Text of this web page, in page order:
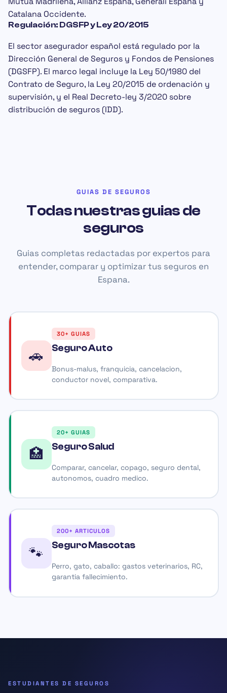
Catalana Occidente.
Regulación: DGSFP y Ley 20/2015
El sector asegurador español está regulado por la
Dirección General de Seguros y Fondos de Pensiones
(DGSFP). El marco legal incluye la Ley 50/1980 del
Contrato de Seguro, la Ley 20/2015 de ordenación y
supervisión, y el Real Decreto-ley 3/2020 sobre
distribución de seguros (IDD).
GUIAS DE SEGUROS
Todas nuestras guias de
seguros
Guias completas redactadas por expertos para
entender, comparar y optimizar tus seguros en
Espana.
🚗
30+ GUIAS
Seguro Auto
Bonus-malus, franquicia, cancelacion,
conductor novel, comparativa.
🏥
20+ GUIAS
Seguro Salud
Comparar, cancelar, copago, seguro dental,
autonomos, cuadro medico.
🐾
200+ ARTICULOS
Seguro Mascotas
Perro, gato, caballo: gastos veterinarios, RC,
garantia fallecimiento.
ESTUDIANTES DE SEGUROS